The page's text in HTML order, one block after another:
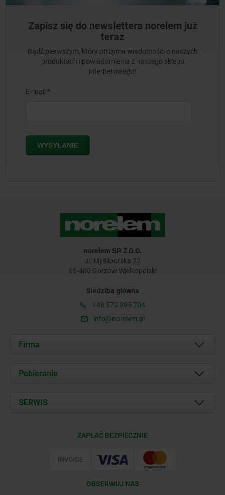
Zapisz się do newslettera norelem już
teraz
Bądź pierwszym, który otrzyma wiadomości o naszych
produktach i powiadomienia z naszego sklepu
internetowego!
norelem SP. Z O.O.
ul. Myśliborska 22
66-400 Gorzów Wielkopolski
Siedziba główna
+48 572 895 704
info@norelem.pl
Firma
O nas
Kontakt
Pobieranie
Documents
SERWIS
ZAPŁAĆ BEZPIECZNIE
OBSERWUJ NAS